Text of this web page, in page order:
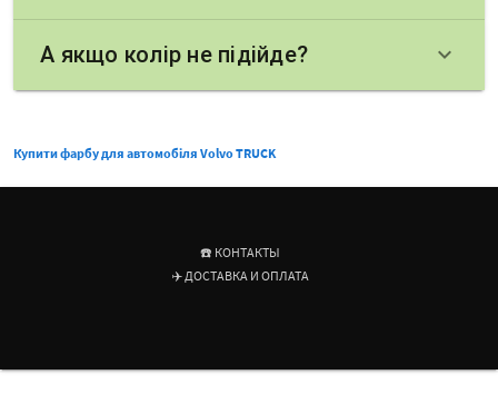
А якщо колір не підійде? keyboard_arrow_down
Купити фарбу для автомобіля Volvo TRUCK
☎️ КОНТАКТЫ
✈️ ДОСТАВКА И ОПЛАТА